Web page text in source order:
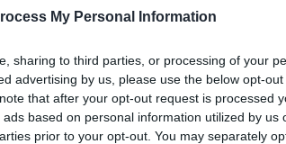
My Personal Information
sharing to third parties, or processing of your
advertising by us, please use the below opt-
that after your opt-out request is processed
based on personal information utilized by us
prior to your opt-out. You may separately